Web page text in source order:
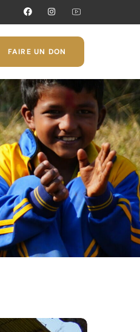
FAIRE UN DON